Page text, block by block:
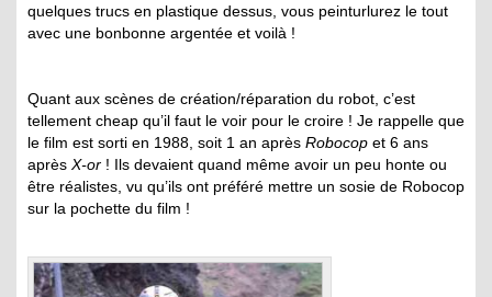
quelques trucs en plastique dessus, vous peinturlurez le tout
avec une bonbonne argentée et voilà !
Quant aux scènes de création/réparation du robot, c’est
tellement cheap qu’il faut le voir pour le croire ! Je rappelle que
le film est sorti en 1988, soit 1 an après Robocop et 6 ans
après X-or ! Ils devaient quand même avoir un peu honte ou
être réalistes, vu qu’ils ont préféré mettre un sosie de Robocop
sur la pochette du film !